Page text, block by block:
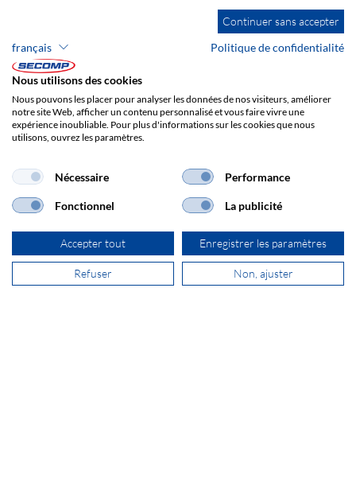
Rue de Zurich 23a
ouest@secomp.ch
S'inscrire à la Newsletter
Continuer sans accepter
français
Politique de confidentialité
Nous utilisons des cookies
Nous pouvons les placer pour analyser les données de nos visiteurs, améliorer
notre site Web, afficher un contenu personnalisé et vous faire vivre une
expérience inoubliable. Pour plus d'informations sur les cookies que nous
utilisons, ouvrez les paramètres.
Nécessaire Performance
Fonctionnel La publicité
Accepter tout Enregistrer les paramètres
Refuser Non, ajuster